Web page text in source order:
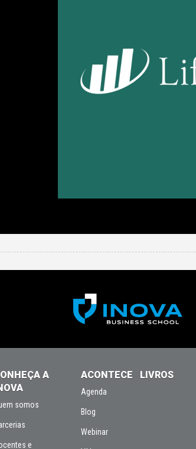
A
somos
e
ACONTECE
Agenda
Blog
Webinar
LIVROS